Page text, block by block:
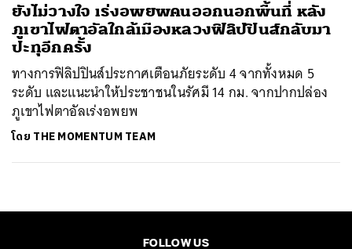
ยังไม่วางใจ เร่งอพยพคนออกนอกพื้นที่ หลัง
ภูเขาไฟตาอัลใกล้เมืองหลวงฟิลิปปินส์กลับมา
ปะทุอีกครั้ง
ทางการฟิลิปปินส์ประกาศเตือนภัยระดับ 4 จากทั้งหมด 5
ระดับ และแนะนำให้ประชาชนในรัศมี 14 กม. จากปากปล่อง
ภูเขาไฟตาอัลเร่งอพยพ
โดย THE MOMENTUM TEAM
FOLLOW US